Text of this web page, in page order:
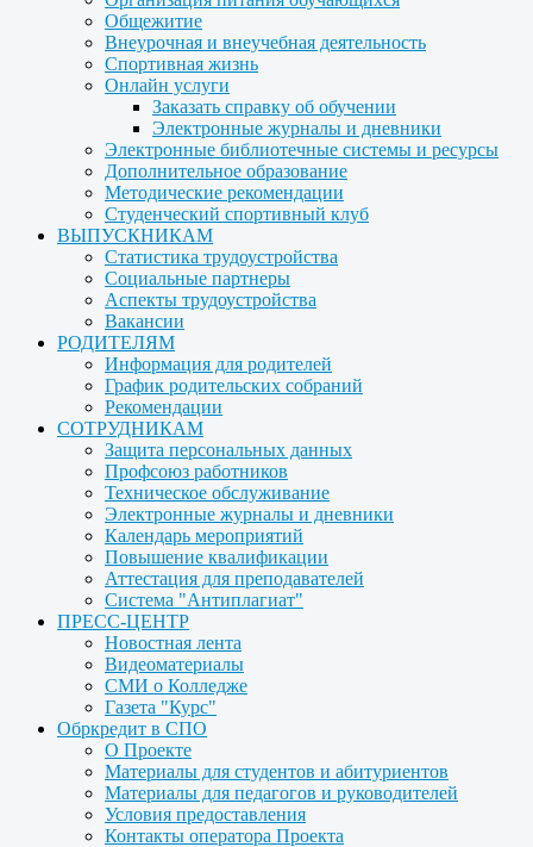
Общежитие
Внеурочная и внеучебная деятельность
Спортивная жизнь
Онлайн услуги
Заказать справку об обучении
Электронные журналы и дневники
Электронные библиотечные системы и ресурсы
Дополнительное образование
Методические рекомендации
Студенческий спортивный клуб
ВЫПУСКНИКАМ
Статистика трудоустройства
Социальные партнеры
Аспекты трудоустройства
Вакансии
РОДИТЕЛЯМ
Информация для родителей
График родительских собраний
Рекомендации
СОТРУДНИКАМ
Защита персональных данных
Профсоюз работников
Техническое обслуживание
Электронные журналы и дневники
Календарь мероприятий
Повышение квалификации
Аттестация для преподавателей
Система "Антиплагиат"
ПРЕСС-ЦЕНТР
Новостная лента
Видеоматериалы
СМИ о Колледже
Газета "Курс"
Обркредит в СПО
О Проекте
Материалы для студентов и абитуриентов
Материалы для педагогов и руководителей
Условия предоставления
Контакты оператора Проекта